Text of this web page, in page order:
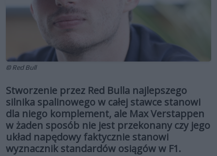
© Red Bull
Stworzenie przez Red Bulla najlepszego
silnika spalinowego w całej stawce stanowi
dla niego komplement, ale Max Verstappen
w żaden sposób nie jest przekonany czy jego
układ napędowy faktycznie stanowi
wyznacznik standardów osiągów w F1.